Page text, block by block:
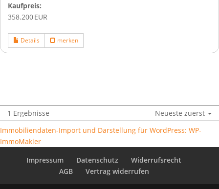
Kaufpreis:
358.200 EUR
Details merken
1 Ergebnisse
Neueste zuerst
Immobiliendaten-Import und Darstellung für WordPress: WP-
ImmoMakler
Impressum
Datenschutz
Widerrufsrecht
AGB
Vertrag widerrufen